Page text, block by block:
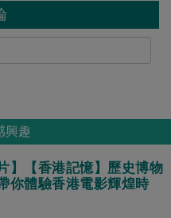
興趣
】【香港記憶】歷史博物
你體驗香港電影輝煌時